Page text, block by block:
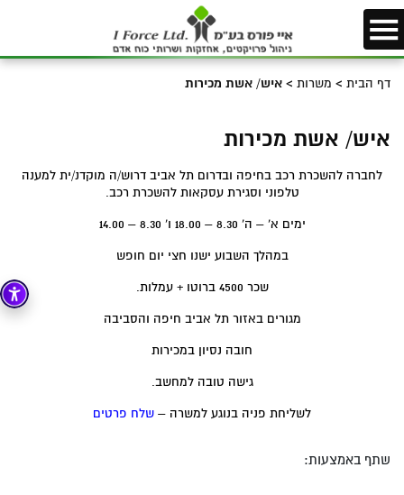
דף הבית > משרות > איש/ אשת מכירות
איש/ אשת מכירות
לחברה להשכרת רכב בחיפה ובדרום תל אביב דרוש/ה מוקדנ/ית למענה
טלפוני וסגירת עסקאות להשכרת רכב.
ימים א’ – ה’ 8.30 – 18.00 ו’ 8.30 – 14.00
במהלך השבוע ישנו חצי יום חופש
שכר 4500 ברוטו + עמלות.
מגורים באזור תל אביב חיפה והסביבה
חובה נסיון במכירות
גישה טובה למחשב.
לשליחת פניה בנוגע למשרה – שלח פרטים
שתף באמצעות: